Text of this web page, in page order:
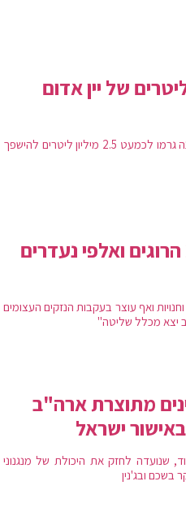
של יין אדום
פיצוץ בשני מכלי יין גדולים במזקקה מקומית במדינה גרמו לכמעט 2.5 מיליון ליטרים להישפך
קטסטרופה בלוב: מעל 2000 הרוגים ואלפי נעדרים
ואף עוצר בעקבות הנזקים העצומים
יצא מכלל שליטה"
מתוצרת ארה"ב
ישראל
שנועדה לחזק את היכולת של מנגנוני
בשכם ובג'נין